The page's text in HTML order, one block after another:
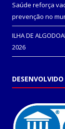
Saúde reforça
prevenção no
ILHA DE
2026